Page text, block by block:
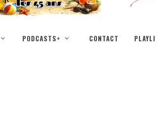
PODCASTS+ CONTACT